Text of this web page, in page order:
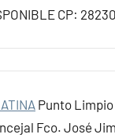
CP: 28230
Punto
Fco. José